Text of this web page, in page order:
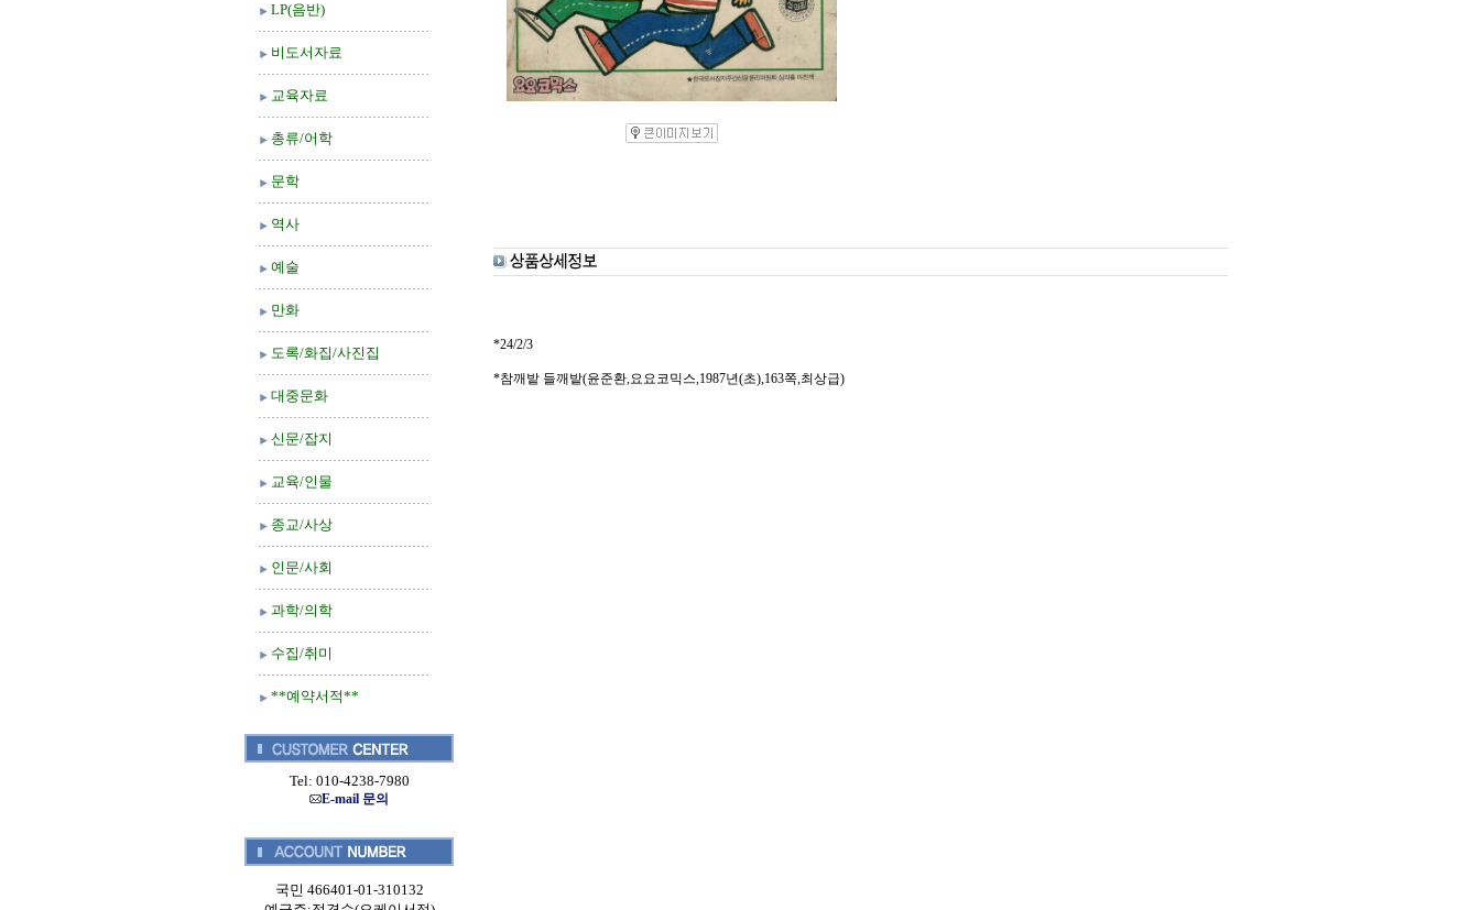
LP(음반)
비도서자료
교육자료
총류/어학
문학
역사
예술
만화
도록/화집/사진집
대중문화
신문/잡지
교육/인물
종교/사상
인문/사회
과학/의학
수집/취미
**예약서적**
Tel: 010-4238-7980
E-mail 문의
국민 466401-01-310132
*24/2/3
*참깨밭 들깨밭(윤준환,요요코믹스,1987년(초),163쪽,최상급)